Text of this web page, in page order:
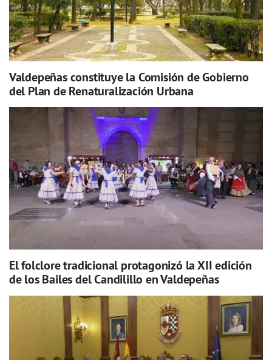
Valdepeñas constituye la Comisión de Gobierno
del Plan de Renaturalización Urbana
El folclore tradicional protagonizó la XII edición
de los Bailes del Candilillo en Valdepeñas